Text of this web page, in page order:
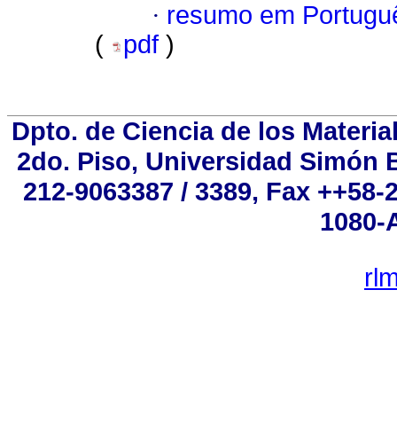
· resumo em
(
pdf )
Dpto. de Ciencia de los
2do. Piso, Universidad Simón
212-9063387 / 3389, Fax
1080-